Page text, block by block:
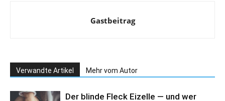
Gastbeitrag
Verwandte Artikel Mehr vom Autor
Der blinde Fleck Eizelle — und wer